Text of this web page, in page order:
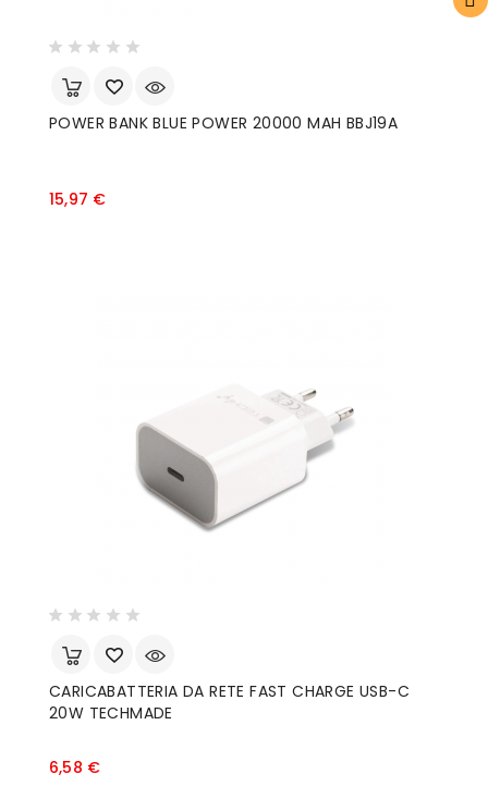
POWER BANK BLUE POWER 20000 MAH BBJ19A
15,97 €Prezzo
CARICABATTERIA DA RETE FAST CHARGE USB-C
20W TECHMADE
6,58 €Prezzo